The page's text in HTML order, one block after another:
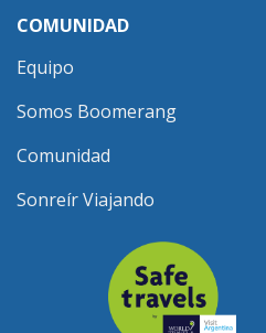
COMUNIDAD
Equipo
Somos Boomerang
Comunidad
Sonreír Viajando